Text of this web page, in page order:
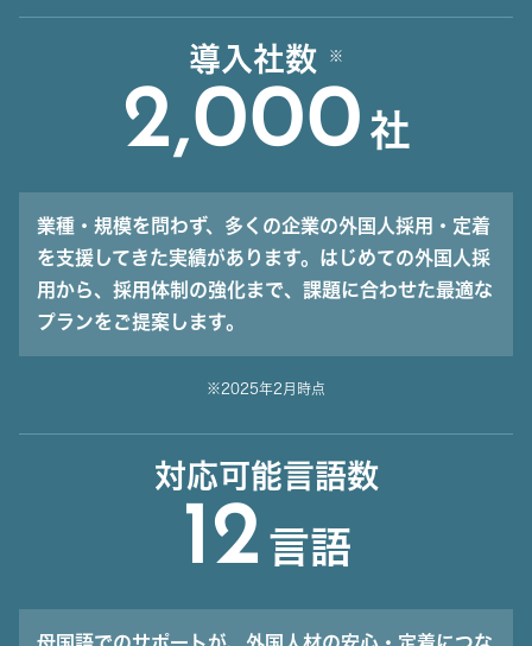
導入社数
2,000 社
業種・規模を問わず、多くの企業の外国人採用・定着
を支援してきた実績があります。はじめての外国人採
用から、採用体制の強化まで、課題に合わせた最適な
プランをご提案します。
※2025年2月時点
対応可能言語数
12 言語